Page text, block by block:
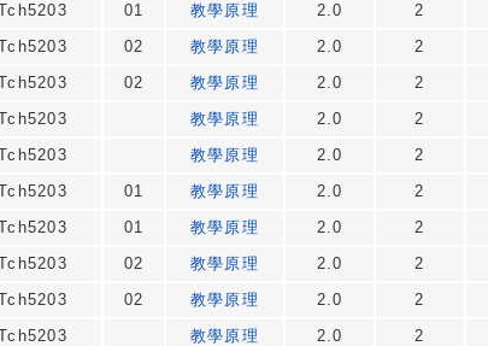
01 教學原理 2.0 2
02 教學原理 2.0 2
02 教學原理 2.0 2
教學原理 2.0 2
教學原理 2.0 2
01 教學原理 2.0 2
01 教學原理 2.0 2
02 教學原理 2.0 2
02 教學原理 2.0 2
教學原理 2.0 2